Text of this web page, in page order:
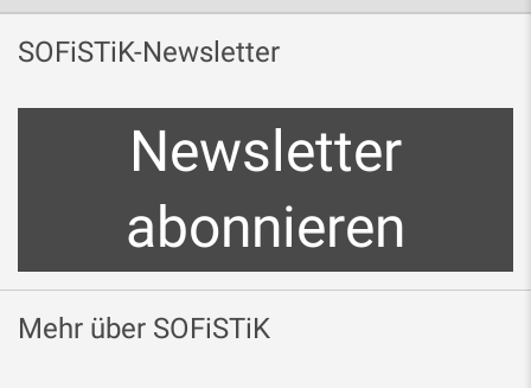
SOFiSTiK-Newsletter
Newsletter
abonnieren
Mehr über SOFiSTiK